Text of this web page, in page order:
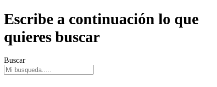
Escribe a continuación lo que
quieres buscar
Buscar